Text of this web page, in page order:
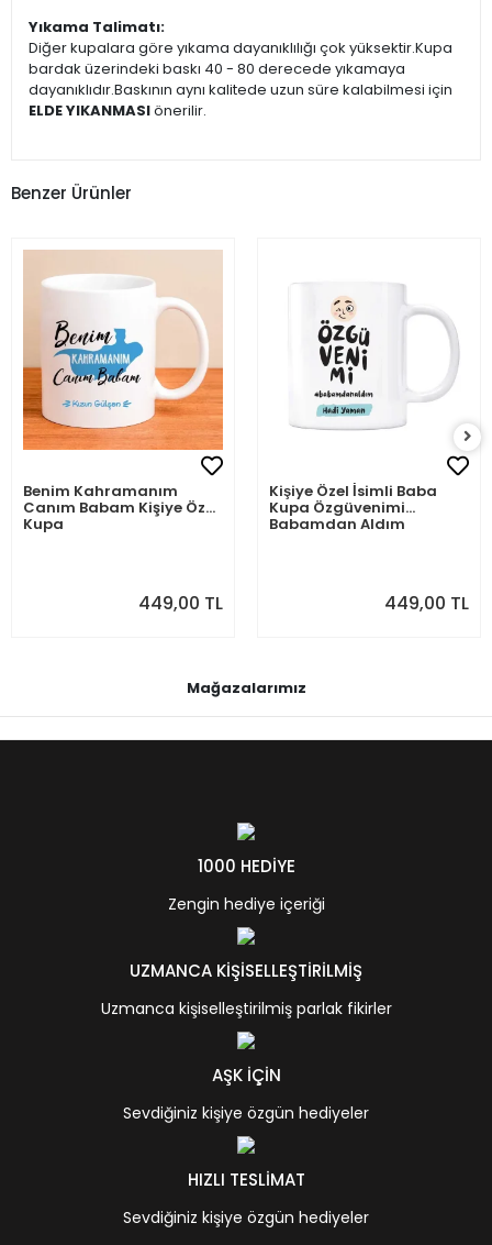
Yıkama Talimatı:
Diğer kupalara göre yıkama dayanıklılığı çok yüksektir.Kupa
bardak üzerindeki baskı 40 - 80 derecede yıkamaya
dayanıklıdır.Baskının aynı kalitede uzun süre kalabilmesi için
ELDE YIKANMASIönerilir.
Benzer Ürünler
Benim Kahramanım
Canım Babam Kişiye Özel
Kupa
449,00 TL
Kişiye Özel İsimli Baba
Kupa Özgüvenimi
Babamdan Aldım
449,00 TL
Mağazalarımız
1000 HEDİYE
Zengin hediye içeriği
UZMANCA KİŞİSELLEŞTİRİLMİŞ
Uzmanca kişiselleştirilmiş parlak fikirler
AŞK İÇİN
Sevdiğiniz kişiye özgün hediyeler
HIZLI TESLİMAT
Sevdiğiniz kişiye özgün hediyeler